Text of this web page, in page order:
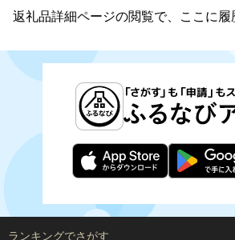
返礼品詳細ページの閲覧で、ここに履
ランキングでさがす